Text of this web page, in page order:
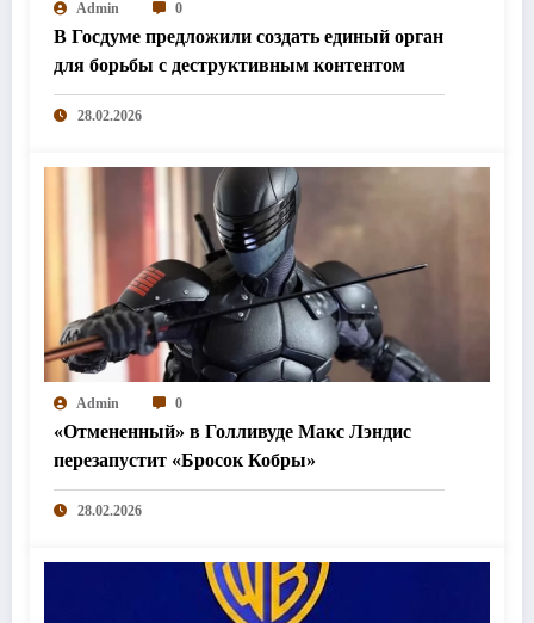
Admin 0
В Госдуме предложили создать единый орган
для борьбы с деструктивным контентом
28.02.2026
Admin 0
«Отмененный» в Голливуде Макс Лэндис
перезапустит «Бросок Кобры»
28.02.2026